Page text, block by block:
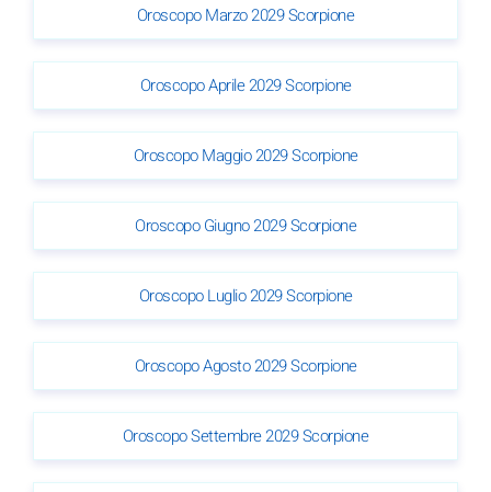
Oroscopo Marzo 2029 Scorpione
Oroscopo Aprile 2029 Scorpione
Oroscopo Maggio 2029 Scorpione
Oroscopo Giugno 2029 Scorpione
Oroscopo Luglio 2029 Scorpione
Oroscopo Agosto 2029 Scorpione
Oroscopo Settembre 2029 Scorpione